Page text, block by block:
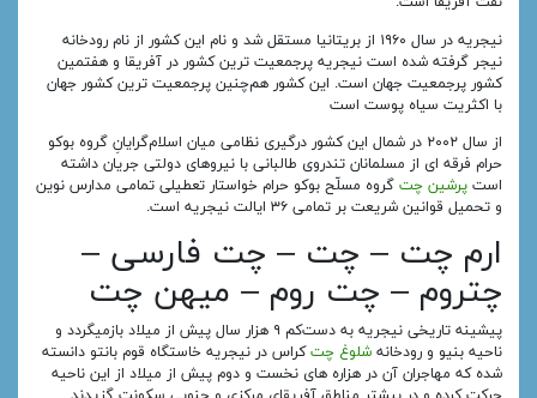
نیجریه در سال ۱۹۶۰ از بریتانیا مستقل شد و نام این کشور از نام رودخانه
نیجر گرفته شده‌ است نیجریه پرجمعیت‌ ترین کشور در آفریقا و هفتمین
کشور پرجمعیت جهان است. این کشور هم‌چنین پرجمعیت‌ ترین کشور جهان
با اکثریت سیاه‌ پوست است
از سال ۲۰۰۲ در شمال این کشور درگیری نظامی میان اسلام‌گرایانِ گروه بوکو
حرام فرقه ای از مسلمانان تندروی طالبانی با نیروهای دولتی جریان داشته‌
است پرشین چتگروه مسلّح بوکو حرام خواستار تعطیلی تمامی مدارس نوین
و تحمیل قوانین شریعت بر تمامی ۳۶ ایالت نیجریه است.
ارم چت – چت – چت فارسی –
چتروم – چت روم – میهن چت
پیشینه تاریخی نیجریه به دست‌کم ۹ هزار سال پیش از میلاد بازمیگردد و
ناحیه بنیو و رودخانه شلوغ چتکراس در نیجریه خاستگاه قوم بانتو دانسته
شده که مهاجران آن در هزاره‌ های نخست و دوم پیش از میلاد از این ناحیه